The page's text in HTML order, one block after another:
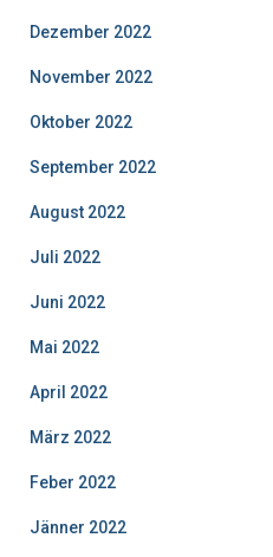
Dezember 2022
November 2022
Oktober 2022
September 2022
August 2022
Juli 2022
Juni 2022
Mai 2022
April 2022
März 2022
Feber 2022
Jänner 2022